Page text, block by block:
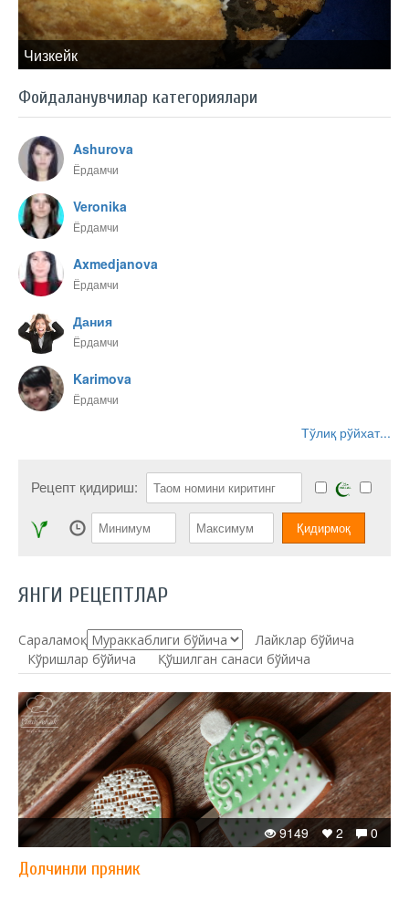
Чизкейк
Фойдаланувчилар категориялари
Ashurova
Ёрдамчи
Veronika
Ёрдамчи
Axmedjanova
Ёрдамчи
Дания
Ёрдамчи
Karimova
Ёрдамчи
Тўлиқ рўйхат...
Рецепт қидириш:
ЯНГИ РЕЦЕПТЛАР
Сараламоқ:
Лайклар бўйича
Кўришлар бўйича
Қўшилган санаси бўйича
0
2
9149
Долчинли пряник